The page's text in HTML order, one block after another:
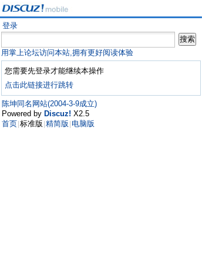
登录
用掌上论坛访问本站,拥有更好阅读体验
您需要先登录才能继续本操作
点击此链接进行跳转
陈坤同名网站(2004-3-9成立)
Powered by Discuz! X2.5
首页 标准版 精简版 电脑版